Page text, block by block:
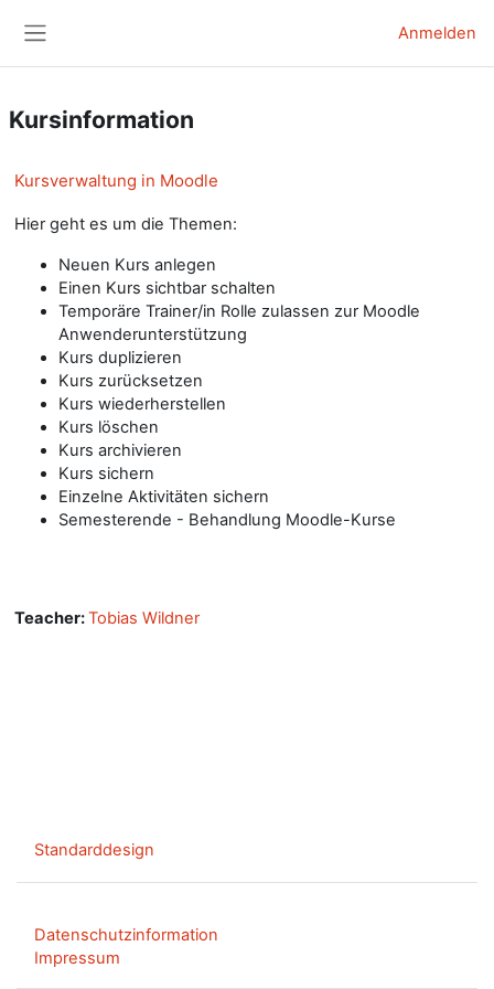
Anmelden
Kursinformation
Kursverwaltung in Moodle
Hier geht es um die Themen:
Neuen Kurs anlegen
Einen Kurs sichtbar schalten
Temporäre Trainer/in Rolle zulassen zur Moodle
Anwenderunterstützung
Kurs duplizieren
Kurs zurücksetzen
Kurs wiederherstellen
Kurs löschen
Kurs archivieren
Kurs sichern
Einzelne Aktivitäten sichern
Semesterende - Behandlung Moodle-Kurse
Teacher:Tobias Wildner
Standarddesign
Datenschutzinformation
Impressum